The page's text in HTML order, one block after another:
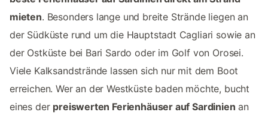
mieten. Besonders lange und breite Strände liegen an
der Südküste rund um die Hauptstadt Cagliari sowie an
der Ostküste bei Bari Sardo oder im Golf von Orosei.
Viele Kalksandstrände lassen sich nur mit dem Boot
erreichen. Wer an der Westküste baden möchte, bucht
eines der preiswerten Ferienhäuser auf Sardinien an